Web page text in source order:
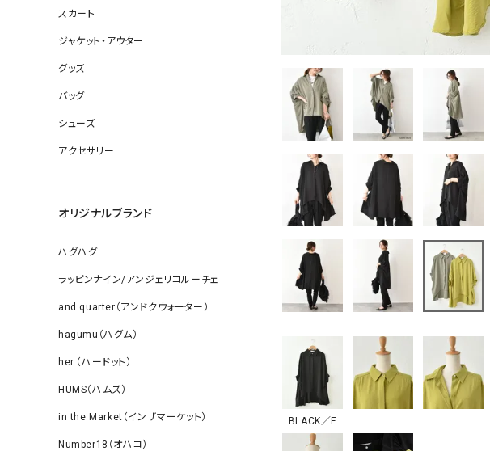
帽子
ソックス
その他雑貨
スカート
ジャケット・アウター
グッズ
バッグ
シューズ
アクセサリー
オリジナルブランド
ハグハグ
ラッピンナイン/アンジェリコルーチェ
and quarter（アンドクウォーター）
hagumu（ハグム）
her.（ハードット）
HUMS（ハムズ）
in the Market（インザマーケット）
Number18（オハコ）
BLACK／F